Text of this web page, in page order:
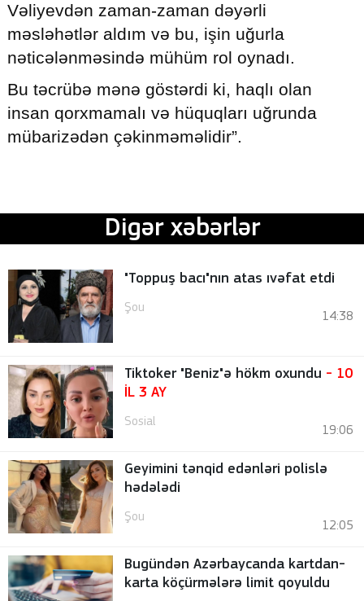
Vəliyevdən zaman-zaman dəyərli
məsləhətlər aldım və bu, işin uğurla
nəticələnməsində mühüm rol oynadı.
Bu təcrübə mənə göstərdi ki, haqlı olan
insan qorxmamalı və hüquqları uğrunda
mübarizədən çəkinməməlidir”.
Digər xəbərlər
"Toppuş bacı"nın atas ıvəfat etdi
Şou
14:38
Tiktoker "Beniz"ə hökm oxundu - 10
İL 3 AY
Sosial
19:06
Geyimini tənqid edənləri polislə
hədələdi
Şou
12:05
Bugündən Azərbaycanda kartdan-
karta köçürmələrə limit qoyuldu